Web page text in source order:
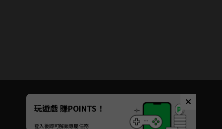
Unmute
如有不便請見諒
玩遊戲 賺POINTS！
登入後即可解鎖專屬任務